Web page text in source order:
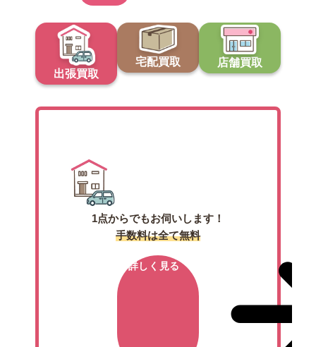
出張買取
宅配買取 店舗買取
1点からでもお伺いします！
手数料は全て無料
詳しく見る